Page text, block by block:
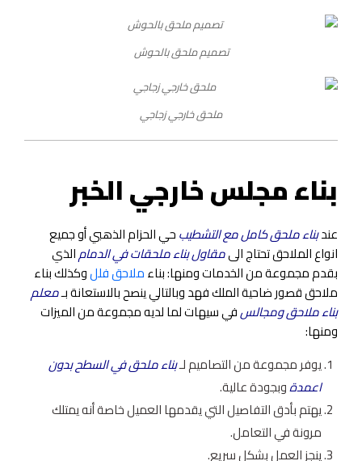
تصميم ملحق بالحوش
ملحق خارجي زجاجي
بناء مجلس خارجي الخبر
عندبناء ملحق كامل مع التشطيبحي الحزام الذهبي أو جميع
انواع الملاحق تحتاج الىمقاول بناء ملحقات في الدمامالذي
بقدم مجموعة من الخدمات ومنها: بناءملاحق فللوكذلك بناء
ملاحق قصور ضاحية الملك فهد وبالتالي ينصح بالاستعانة بـمعلم
بناء ملاحق ومجالسفي سيهات لما لديه مجموعة من الميزات
ومنها:
يوفر مجموعة من التصاميم لـبناء ملحق في السطح بدون
اعمدةوبجودة عالية.
يهتم بأدق التفاصيل التي يقدمها العميل خاصة أنه يمتلك
مرونة في التعامل.
ينجز العمل بشكل سريع.